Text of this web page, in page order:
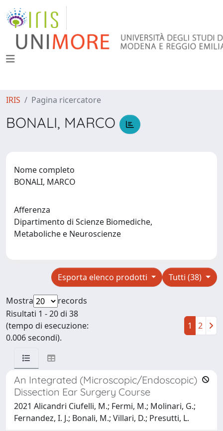
IRIS Pagina ricercatore
BONALI, MARCO
Nome completo
BONALI, MARCO
Afferenza
Dipartimento di Scienze Biomediche,
Metaboliche e Neuroscienze
Tutti (38)
Esporta elenco prodotti
Mostra
records
Risultati 1 - 20 di 38
(tempo di esecuzione:
0.006 secondi).
1 2
An Integrated (Microscopic/Endoscopic)
Dissection Ear Surgery Course
2021 Alicandri Ciufelli, M.; Fermi, M.; Molinari, G.;
Fernandez, I. J.; Bonali, M.; Villari, D.; Presutti, L.